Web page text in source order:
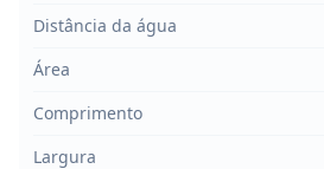
Distância da água
Área
Comprimento
Largura